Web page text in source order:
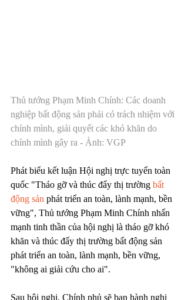
Thủ tướng Phạm Minh Chính: Các doanh
nghiệp bất động sản phải có trách nhiệm với
chính mình, giải quyết các khó khăn do
chính mình gây ra - Ảnh: VGP
Phát biểu kết luận Hội nghị trực tuyến toàn
quốc "Tháo gỡ và thúc đẩy thị trường bất
động sản phát triển an toàn, lành mạnh, bền
vững", Thủ tướng Phạm Minh Chính nhấn
mạnh tinh thần của hội nghị là tháo gỡ khó
khăn và thúc đẩy thị trường bất động sản
phát triển an toàn, lành mạnh, bền vững,
"không ai giải cứu cho ai".
Sau hội nghị, Chính phủ sẽ ban hành nghị